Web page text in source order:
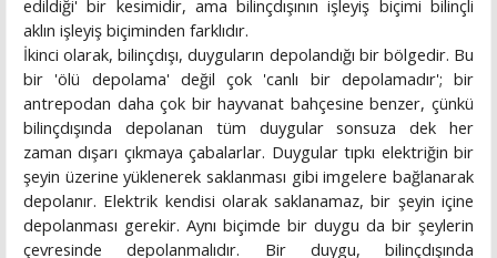
edildiği' bir kesimidir, ama bilinçdışının işleyiş biçimi bilinçli
aklın işleyiş biçiminden farklıdır.
İkinci olarak, bilinçdışı, duyguların depolandığı bir bölgedir. Bu
bir 'ölü depolama' değil çok 'canlı bir depolamadır'; bir
antrepodan daha çok bir hayvanat bahçesine benzer, çünkü
bilinçdışında depolanan tüm duygular sonsuza dek her
zaman dışarı çıkmaya çabalarlar. Duygular tıpkı elektriğin bir
şeyin üzerine yüklenerek saklanması gibi imgelere bağlanarak
depolanır. Elektrik kendisi olarak saklanamaz, bir şeyin içine
depolanması gerekir. Aynı biçimde bir duygu da bir şeylerin
çevresinde depolanmalıdır. Bir duygu, bilinçdışında